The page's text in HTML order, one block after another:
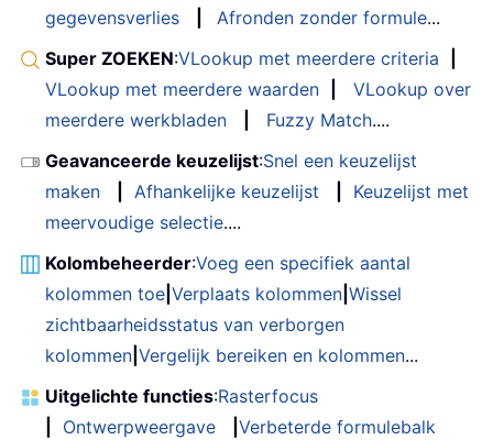
gegevensverlies Afronden zonder formule...
Super ZOEKEN:VLookup met meerdere criteria
VLookup met meerdere waarden
VLookup over
meerdere werkbladen
Fuzzy Match....
Geavanceerde keuzelijst:Snel een keuzelijst
maken
Afhankelijke keuzelijst
Keuzelijst met
meervoudige selectie....
Kolombeheerder:Voeg een specifiek aantal
kolommen toe Verplaats kolommen Wissel
zichtbaarheidsstatus van verborgen
kolommen Vergelijk bereiken en kolommen...
Uitgelichte functies:Rasterfocus
Ontwerpweergave
Verbeterde formulebalk